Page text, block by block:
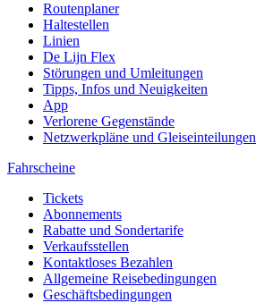
Routenplaner
Haltestellen
Linien
De Lijn Flex
Störungen und Umleitungen
Tipps, Infos und Neuigkeiten
App
Verlorene Gegenstände
Netzwerkpläne und Gleiseinteilungen
Fahrscheine
Tickets
Abonnements
Rabatte und Sondertarife
Verkaufsstellen
Kontaktloses Bezahlen
Allgemeine Reisebedingungen
Geschäftsbedingungen